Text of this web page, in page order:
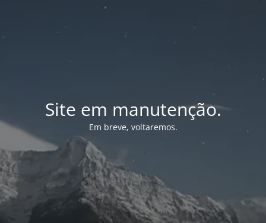
Site em manutenção.
Em breve, voltaremos.